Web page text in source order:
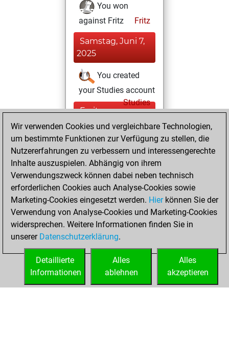
You won
against Fritz
Fritz
Samstag, Juni 7,
2025
You created
your Studies account
Studies
Freitag,
November 24,
2023
your Fritz account
Fritz
Donnerstag,
November 23,
2023
You had a best
sprint of 60 positions
Tactics
Wir verwenden Cookies und vergleichbare Technologien,
um bestimmte Funktionen zur Verfügung zu stellen, die
Nutzererfahrungen zu verbessern und interessengerechte
Inhalte auszuspielen. Abhängig von ihrem
Verwendungszweck können dabei neben technisch
erforderlichen Cookies auch Analyse-Cookies sowie
Marketing-Cookies eingesetzt werden. Hierkönnen Sie der
Verwendung von Analyse-Cookies und Marketing-Cookies
widersprechen. Weitere Informationen finden Sie in
unserer Datenschutzerklärung.
Alles
akzeptieren
Alles
ablehnen
Detaillierte
Informationen